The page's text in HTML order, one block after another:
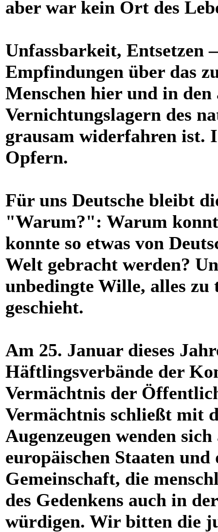
aber war kein Ort des
Unfassbarkeit, Entsetzen
Empfindungen über das
Menschen hier und in
Vernichtungslagern des
grausam widerfahren ist.
Opfern.
Für uns Deutsche bleibt
"Warum?": Warum
konnte so etwas von
Welt gebracht werden?
unbedingte Wille, alles zu
geschieht.
Am 25. Januar dieses
Häftlingsverbände der
Vermächtnis der
Vermächtnis schließt mit
Augenzeugen wenden
europäischen Staaten
Gemeinschaft, die
des Gedenkens auch in
würdigen. Wir bitten die